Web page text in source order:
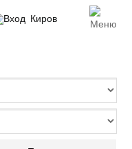
Киров